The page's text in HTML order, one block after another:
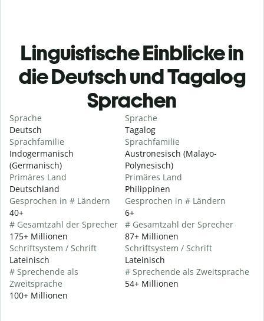
Linguistische Einblicke in
die Deutsch und Tagalog
Sprachen
Sprache
Deutsch
Sprachfamilie
Indogermanisch
(Germanisch)
Primäres Land
Deutschland
Gesprochen in # Ländern
40+
# Gesamtzahl der Sprecher
175+ Millionen
Schriftsystem / Schrift
Lateinisch
# Sprechende als
Zweitsprache
100+ Millionen
Sprache
Tagalog
Sprachfamilie
Austronesisch (Malayo-
Polynesisch)
Primäres Land
Philippinen
Gesprochen in # Ländern
6+
# Gesamtzahl der Sprecher
87+ Millionen
Schriftsystem / Schrift
Lateinisch
# Sprechende als Zweitsprache
54+ Millionen